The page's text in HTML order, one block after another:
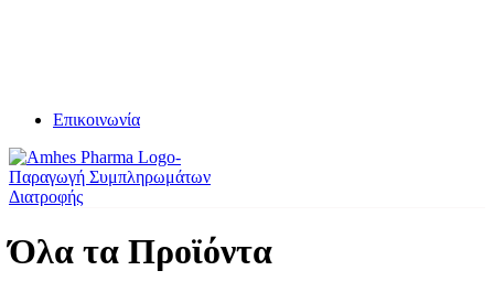
Επικοινωνία
Όλα τα Προϊόντα